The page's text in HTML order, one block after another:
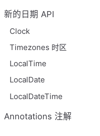
新的日期 API
Clock
Timezones 时区
LocalTime
LocalDate
LocalDateTime
Annotations 注解